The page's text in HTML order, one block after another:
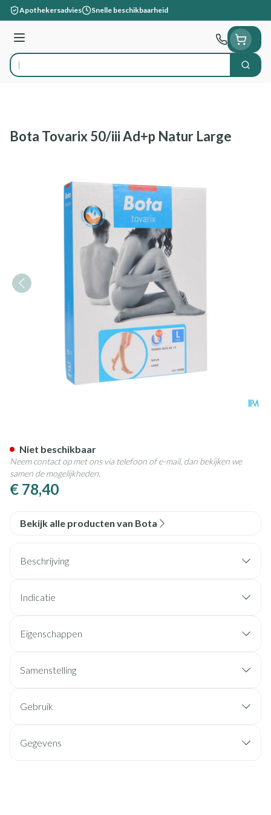
Ga naar de inhoud
Apothekersadvies Snelle beschikbaarheid
Menu
Product, merk, categorie... Zoek
Bota Tovarix 50/iii Ad+p Natur Large
€ 78,40
Niet beschikbaar
Neem contact op met ons via telefoon of e-mail, dan bekijken we
samen de mogelijkheden.
Bekijk alle producten van Bota
Beschrijving
Indicatie
Eigenschappen
Samenstelling
Gebruik
Gegevens